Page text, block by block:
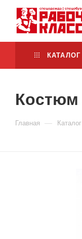
КАТАЛОГ
Костюм
Главная — Каталог